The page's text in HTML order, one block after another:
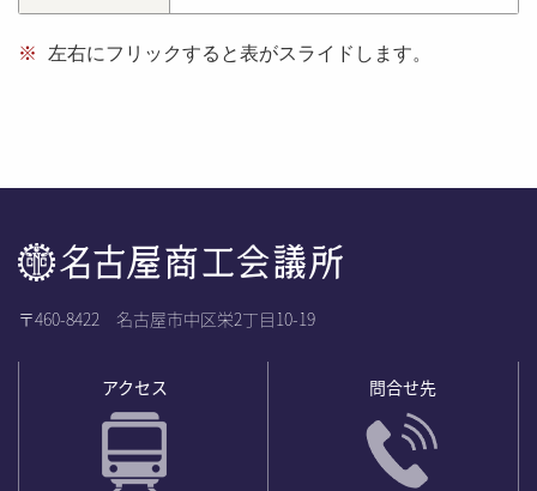
※ 左右にフリックすると表がスライドします。
〒460-8422 名古屋市中区栄2丁目10-19
アクセス 問合せ先